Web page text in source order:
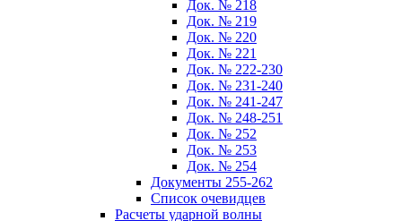
Док. № 218
Док. № 219
Док. № 220
Док. № 221
Док. № 222-230
Док. № 231-240
Док. № 241-247
Док. № 248-251
Док. № 252
Док. № 253
Док. № 254
Документы 255-262
Список очевидцев
Расчеты ударной волны